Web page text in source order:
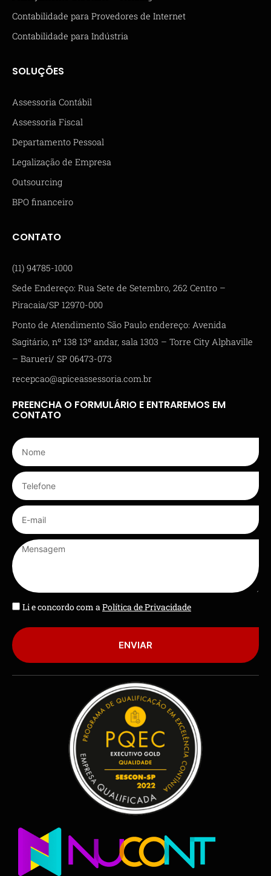
Contabilidade para Provedores de Internet
Contabilidade para Indústria
SOLUÇÕES
Assessoria Contábil
Assessoria Fiscal
Departamento Pessoal
Legalização de Empresa
Outsourcing
BPO financeiro
CONTATO
(11) 94785-1000
Sede Endereço: Rua Sete de Setembro, 262 Centro –
Piracaia/SP 12970-000
Ponto de Atendimento São Paulo endereço: Avenida
Sagitário, nº 138 13º andar, sala 1303 – Torre City Alphaville
– Barueri/ SP 06473-073
recepcao@apiceassessoria.com.br
PREENCHA O FORMULÁRIO E ENTRAREMOS EM
CONTATO
Li e concordo com aPolítica de Privacidade
ENVIAR